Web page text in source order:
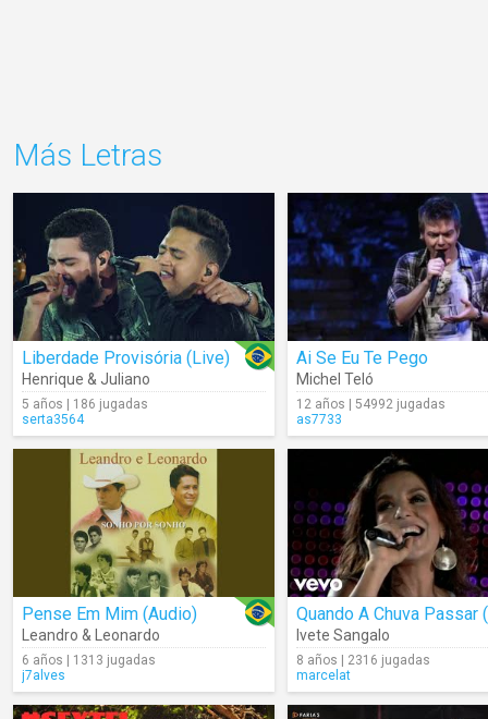
Más Letras
Liberdade Provisória (Live)
Henrique & Juliano
5 años | 186 jugadas
serta3564
Ai Se Eu Te Pego
Michel Teló
12 años | 54992 jugadas
as7733
Pense Em Mim (Audio)
Leandro & Leonardo
6 años | 1313 jugadas
j7alves
Ivete Sangalo
8 años | 2316 jugadas
marcelat